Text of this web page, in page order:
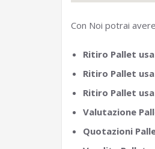
Con Noi potrai
Ritiro Pallet
Ritiro Pallet
Ritiro Pallet
Valutazione
Quotazioni